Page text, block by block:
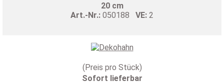
20 cm
Art.-Nr.: 050188 VE: 2
(Preis pro Stück)
Sofort lieferbar